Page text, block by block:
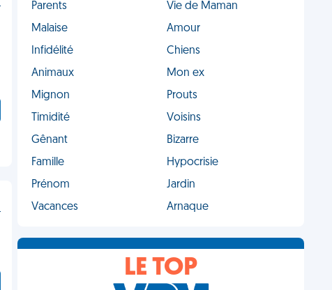
Parents
Vie de Maman
Malaise
Amour
Infidélité
Chiens
Animaux
Mon ex
Mignon
Prouts
Timidité
Voisins
Gênant
Bizarre
Famille
Hypocrisie
Prénom
Jardin
Vacances
Arnaque
LE TOP